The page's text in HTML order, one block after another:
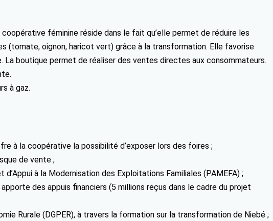
féminine réside dans le fait qu’elle permet de réduire les
(tomate, oignon, haricot vert) grâce à la transformation. Elle favorise
La boutique permet de réaliser des ventes directes aux consommateurs.
à gaz.
à la coopérative la possibilité d’exposer lors des foires ;
de vente ;
à la Modernisation des Exploitations Familiales (PAMEFA) ;
des appuis financiers (5 millions reçus dans le cadre du projet
Rurale (DGPER), à travers la formation sur la transformation de Niebé ;